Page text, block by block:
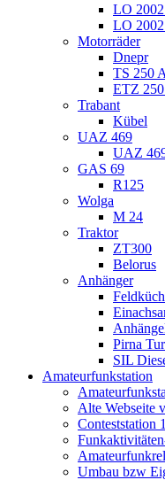
LO
LO
Motorräder
Dnepr
TS 250 A
ETZ
Trabant
Kübel
UAZ 469
UAZ
GAS 69
R125
Wolga
M 24
Traktor
ZT300
Belorus
Anhänger
Pirna
SIL
Amateurfunkstation
Alte Webseite
Conteststation
Umbau bzw